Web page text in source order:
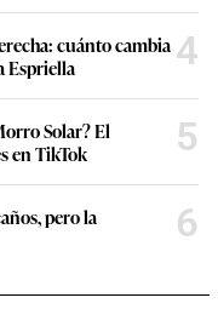
cuánto cambia
Espriella
4
Solar? El
en TikTok
5
pero la
6